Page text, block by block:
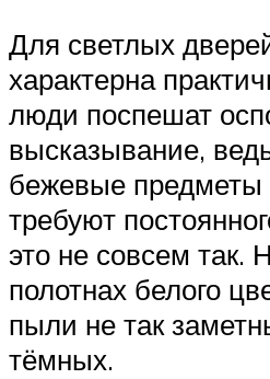
Для светлых
характерна
люди поспешат
высказывание,
бежевые предметы
требуют
это не совсем так.
полотнах белого
пыли не так
тёмных.